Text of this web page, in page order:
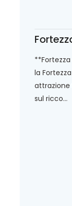
la
sul ricco...